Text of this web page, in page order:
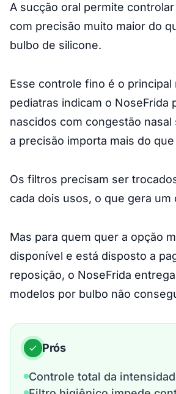
A sucção oral permite
com precisão muito maior do
bulbo de silicone.
Esse controle fino é o principal
pediatras indicam o NoseFrida
nascidos com congestão nasal
a precisão importa mais do
Os filtros precisam ser
cada dois usos, o que gera
Mas para quem quer a opção
disponível e está disposto a
reposição, o NoseFrida
modelos por bulbo não
Prós
Controle total da